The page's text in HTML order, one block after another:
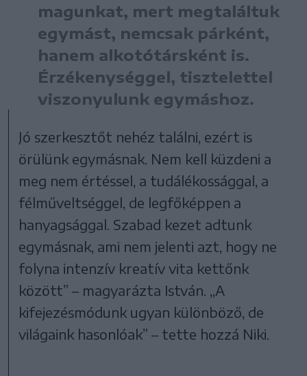
magunkat, mert megtaláltuk
egymást, nemcsak párként,
hanem alkotótársként is.
Érzékenységgel, tisztelettel
viszonyulunk egymáshoz.
Jó szerkesztőt nehéz találni, ezért is
örülünk egymásnak. Nem kell küzdeni a
meg nem értéssel, a tudálékossággal, a
félműveltséggel, de legfőképpen a
hanyagsággal. Szabad kezet adtunk
egymásnak, ami nem jelenti azt, hogy ne
folyna intenzív kreatív vita kettőnk
között” – magyarázta István. „A
kifejezésmódunk ugyan különböző, de
világaink hasonlóak” – tette hozzá Niki.